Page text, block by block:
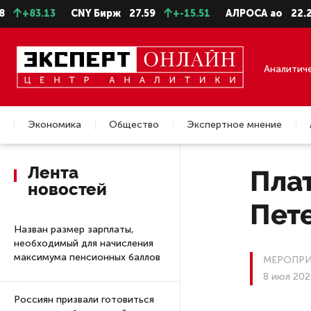
CNY Бирж 27.59 +-15.51 АЛРОСА ао 22.28 -
Экономика Общество Экспертное мнение
Недвижимость
Лента
новостей
Назван размер зарплаты,
необходимый для начисления
максимума пенсионных баллов
Россиян призвали готовиться
8 июл